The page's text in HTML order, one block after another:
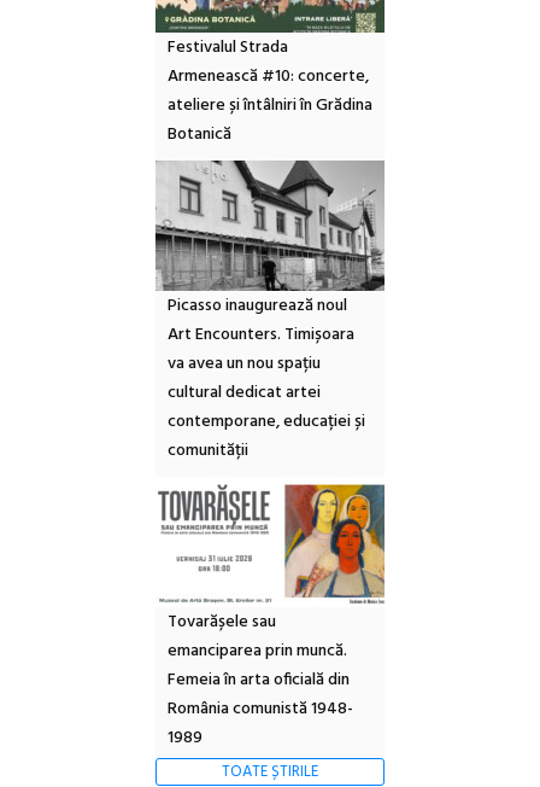
Festivalul Strada
Armenească #10: concerte,
ateliere și întâlniri în Grădina
Botanică
Picasso inaugurează noul
Art Encounters. Timișoara
va avea un nou spațiu
cultural dedicat artei
contemporane, educației și
comunității
Tovarășele sau
emanciparea prin muncă.
Femeia în arta oficială din
România comunistă 1948-
1989
TOATE ȘTIRILE